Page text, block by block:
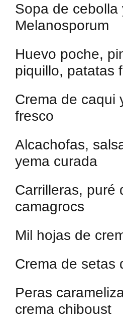
Sopa de cebolla
Melanosporum
Huevo poche,
piquillo, patatas
Crema de caqui
fresco
Alcachofas,
yema curada
Carrilleras, puré
camagrocs
Mil hojas de
Crema de setas
Peras
crema chiboust